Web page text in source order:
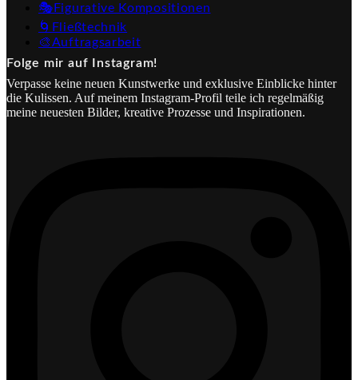
🎭Figurative Kompositionen
🌀Fließtechnik
🎨Auftragsarbeit
Folge mir auf Instagram!
Verpasse keine neuen Kunstwerke und exklusive Einblicke hinter
die Kulissen. Auf meinem Instagram-Profil teile ich regelmäßig
meine neuesten Bilder, kreative Prozesse und Inspirationen.